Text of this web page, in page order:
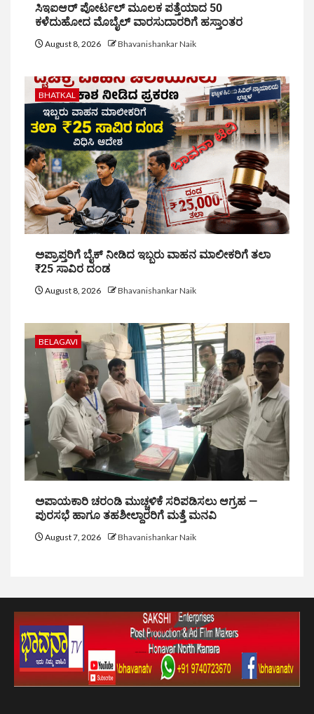
ಸಿಇಐಆರ್ ಪೋರ್ಟಲ್ ಮೂಲಕ ಪತ್ತೆಯಾದ 50
ಕಳೆದುಹೋದ ಮೊಬೈಲ್ ವಾರಸುದಾರರಿಗೆ ಹಸ್ತಾಂತರ
August 8, 2026 Bhavanishankar Naik
BHATKAL
ಅಪ್ರಾಪ್ತರಿಗೆ ಬೈಕ್ ನೀಡಿದ ಇಬ್ಬರು ವಾಹನ ಮಾಲೀಕರಿಗೆ ತಲಾ
₹25 ಸಾವಿರ ದಂಡ
August 8, 2026 Bhavanishankar Naik
BELAGAVI
ಅಪಾಯಕಾರಿ ಚರಂಡಿ ಮುಚ್ಚಳಿಕೆ ಸರಿಪಡಿಸಲು ಆಗ್ರಹ —
ಪುರಸಭೆ ಹಾಗೂ ತಹಶೀಲ್ದಾರರಿಗೆ ಮತ್ತೆ ಮನವಿ
August 7, 2026 Bhavanishankar Naik